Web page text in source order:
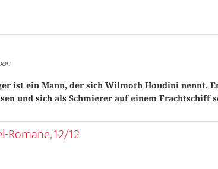
ist ein Mann, der sich Wilmoth Houdini nennt.
und sich als Schmierer auf einem Frachtschiff
Romane, 12/12